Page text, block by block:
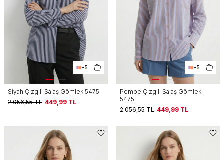
+5
Siyah Çizgili Salaş Gömlek 5475
2.056,55TL 449,99 TL
+5
Pembe Çizgili Salaş Gömlek
5475
2.056,55TL 449,99 TL